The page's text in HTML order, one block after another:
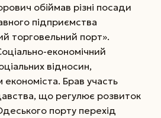
обіймав різні посади
підприємства
торговельний порт».
економічний
відносин,
Брав участь
що регулює розвиток
порту перехід